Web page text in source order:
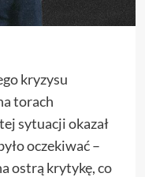
kryzysu
torach
sytuacji okazał
oczekiwać –
ostrą krytykę, co